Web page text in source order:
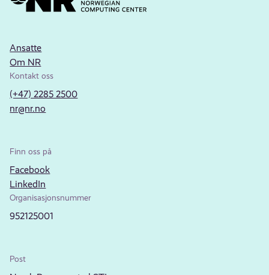
Ansatte
Om NR
Kontakt oss
(+47) 2285 2500
nr@nr.no
Finn oss på
Facebook
LinkedIn
Organisasjonsnummer
952125001
Post